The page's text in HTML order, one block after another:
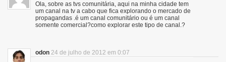
Ola, sobre as tvs comunitária, aqui na minha cidade tem
um canal na tv a cabo que fica explorando o mercado de
propagandas .é um canal comunitário ou é um canal
somente comercial?como explorar este tipo de canal.?
odon 24 de julho de 2012 em 0:07